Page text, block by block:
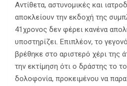
Αντίθετα, αστυνομικές και
αποκλείουν την εκδοχή της
41χρονος δεν φέρει κανένα
υποστηρίζει. Επιπλέον, το
βρέθηκε στο αριστερό χέρι της
την εκτίμηση ότι ο δράστης το
δολοφονία, προκειμένου να